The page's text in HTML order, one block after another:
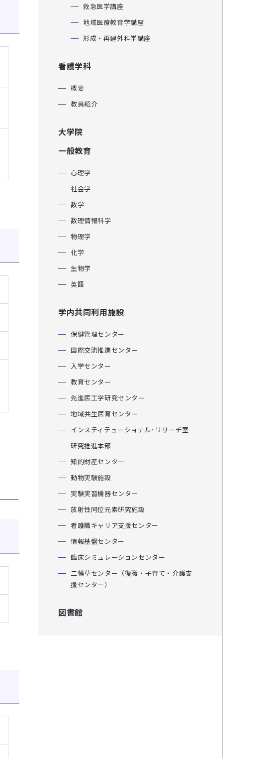
救急医学講座
地域医療教育学講座
形成・再建外科学講座
看護学科
概要
教員紹介
大学院
一般教育
心理学
社会学
数学
数理情報科学
物理学
化学
生物学
英語
学内共同利用施設
保健管理センター
国際交流推進センター
入学センター
教育センター
先進医工学研究センター
地域共生医育センター
インスティテューショナル･リサーチ室
研究推進本部
知的財産センター
動物実験施設
実験実習機器センター
放射性同位元素研究施設
看護職キャリア支援センター
情報基盤センター
臨床シミュレーションセンター
二輪草センター（復職・子育て・介護支
援センター）
図書館